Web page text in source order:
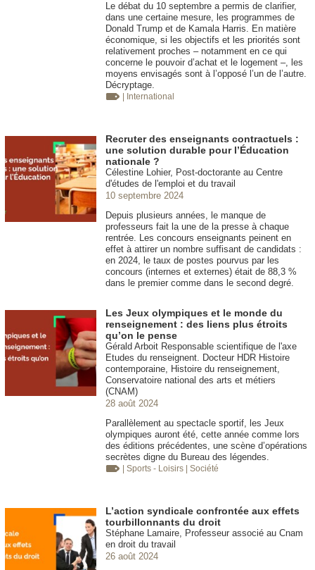
Le débat du 10 septembre a permis de clarifier,
dans une certaine mesure, les programmes de
Donald Trump et de Kamala Harris. En matière
économique, si les objectifs et les priorités sont
relativement proches – notamment en ce qui
concerne le pouvoir d’achat et le logement –, les
moyens envisagés sont à l’opposé l’un de l’autre.
Décryptage.
| International
Recruter des enseignants contractuels :
une solution durable pour l’Éducation
nationale ?
Célestine Lohier, Post-doctorante au Centre
d'études de l'emploi et du travail
10 septembre 2024
Depuis plusieurs années, le manque de
professeurs fait la une de la presse à chaque
rentrée. Les concours enseignants peinent en
effet à attirer un nombre suffisant de candidats :
en 2024, le taux de postes pourvus par les
concours (internes et externes) était de 88,3 %
dans le premier comme dans le second degré.
Les Jeux olympiques et le monde du
renseignement : des liens plus étroits
qu’on le pense
Gérald Arboit Responsable scientifique de l'axe
Etudes du renseignent. Docteur HDR Histoire
contemporaine, Histoire du renseignement,
Conservatoire national des arts et métiers
(CNAM)
28 août 2024
Parallèlement au spectacle sportif, les Jeux
olympiques auront été, cette année comme lors
des éditions précédentes, une scène d’opérations
secrètes digne du Bureau des légendes.
| Sports - Loisirs | Société
L’action syndicale confrontée aux effets
tourbillonnants du droit
Stéphane Lamaire, Professeur associé au Cnam
en droit du travail
26 août 2024